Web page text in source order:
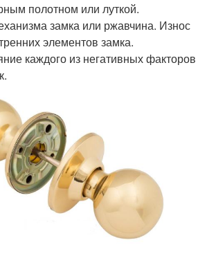
полотном или луткой.
замка или ржавчина. Износ
элементов замка.
каждого из негативных факторов